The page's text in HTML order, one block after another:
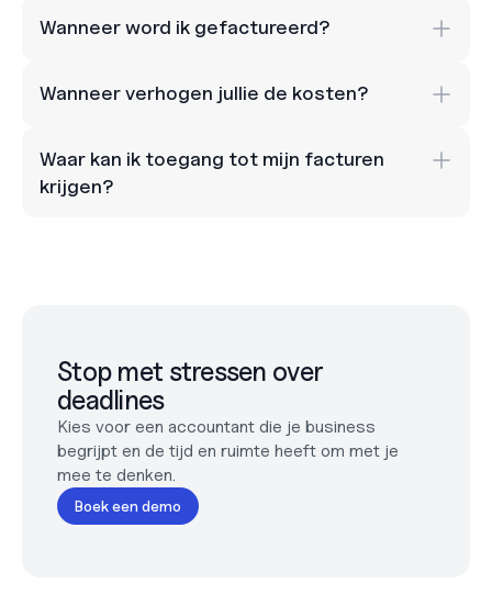
Wanneer word ik gefactureerd?
Wanneer verhogen jullie de kosten?
Waar kan ik toegang tot mijn facturen
krijgen?
Stop met stressen over
deadlines
Kies voor een accountant die je business
begrijpt en de tijd en ruimte heeft om met je
mee te denken.
Boek een demo